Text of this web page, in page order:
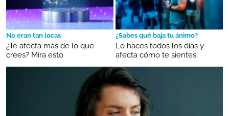
No eran tan locas
¿Te afecta más de lo que
crees? Mira esto
¿Sabes qué baja tu ánimo?
Lo haces todos los días y
afecta cómo te sientes